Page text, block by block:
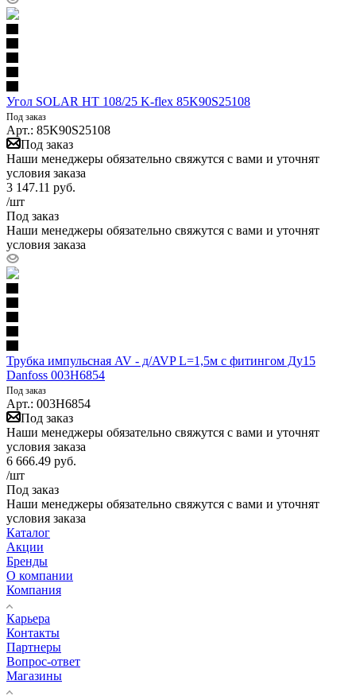
Угол SOLAR HT 108/25 K-flex 85K90S25108
Под заказ
Арт.: 85K90S25108
Под заказ
Наши менеджеры обязательно свяжутся с вами и уточнят
условия заказа
3 147.11 руб.
/шт
Под заказ
Наши менеджеры обязательно свяжутся с вами и уточнят
условия заказа
Трубка импульсная AV - д/AVP L=1,5м с фитингом Ду15
Danfoss 003H6854
Под заказ
Арт.: 003H6854
Под заказ
Наши менеджеры обязательно свяжутся с вами и уточнят
условия заказа
6 666.49 руб.
/шт
Под заказ
Наши менеджеры обязательно свяжутся с вами и уточнят
условия заказа
Каталог
Акции
Бренды
О компании
Компания
Карьера
Контакты
Партнеры
Вопрос-ответ
Магазины